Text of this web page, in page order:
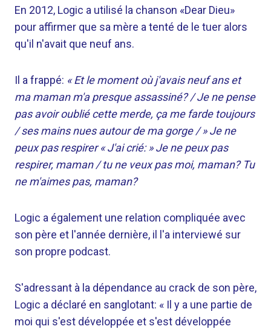
En 2012, Logic a utilisé la chanson «Dear Dieu»
pour affirmer que sa mère a tenté de le tuer alors
qu'il n'avait que neuf ans.
Il a frappé: « Et le moment où j'avais neuf ans et
ma maman m'a presque assassiné? / Je ne pense
pas avoir oublié cette merde, ça me farde toujours
/ ses mains nues autour de ma gorge / » Je ne
peux pas respirer « J'ai crié: » Je ne peux pas
respirer, maman / tu ne veux pas moi, maman? Tu
ne m'aimes pas, maman?
Logic a également une relation compliquée avec
son père et l'année dernière, il l'a interviewé sur
son propre podcast.
S'adressant à la dépendance au crack de son père,
Logic a déclaré en sanglotant: « Il y a une partie de
moi qui s'est développée et s'est développée